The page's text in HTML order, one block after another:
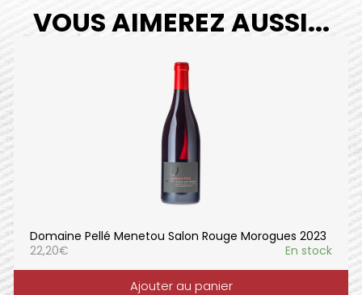
VOUS AIMEREZ AUSSI...
Domaine Pellé Menetou Salon Rouge Morogues 2023
22,20€ En stock
Ajouter au panier